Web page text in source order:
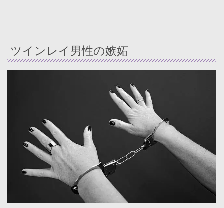
ツインレイ男性の嫉妬